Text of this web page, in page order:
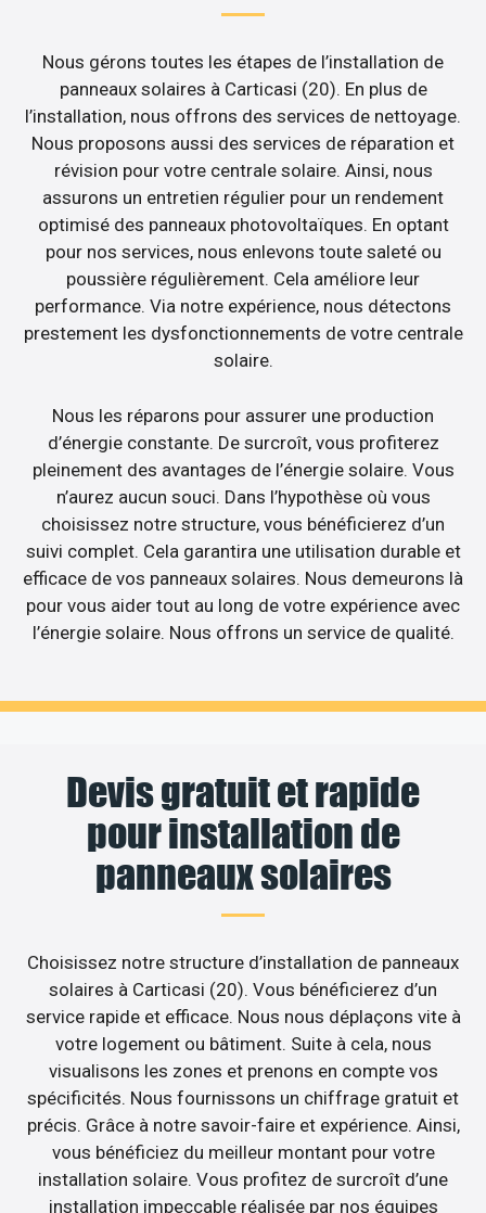
Nous gérons toutes les étapes de l’installation de
panneaux solaires à Carticasi (20). En plus de
l’installation, nous offrons des services de nettoyage.
Nous proposons aussi des services de réparation et
révision pour votre centrale solaire. Ainsi, nous
assurons un entretien régulier pour un rendement
optimisé des panneaux photovoltaïques. En optant
pour nos services, nous enlevons toute saleté ou
poussière régulièrement. Cela améliore leur
performance. Via notre expérience, nous détectons
prestement les dysfonctionnements de votre centrale
solaire.
Nous les réparons pour assurer une production
d’énergie constante. De surcroît, vous profiterez
pleinement des avantages de l’énergie solaire. Vous
n’aurez aucun souci. Dans l’hypothèse où vous
choisissez notre structure, vous bénéficierez d’un
suivi complet. Cela garantira une utilisation durable et
efficace de vos panneaux solaires. Nous demeurons là
pour vous aider tout au long de votre expérience avec
l’énergie solaire. Nous offrons un service de qualité.
Devis gratuit et rapide
pour installation de
panneaux solaires
Choisissez notre structure d’installation de panneaux
solaires à Carticasi (20). Vous bénéficierez d’un
service rapide et efficace. Nous nous déplaçons vite à
votre logement ou bâtiment. Suite à cela, nous
visualisons les zones et prenons en compte vos
spécificités. Nous fournissons un chiffrage gratuit et
précis. Grâce à notre savoir-faire et expérience. Ainsi,
vous bénéficiez du meilleur montant pour votre
installation solaire. Vous profitez de surcroît d’une
installation impeccable réalisée par nos équipes